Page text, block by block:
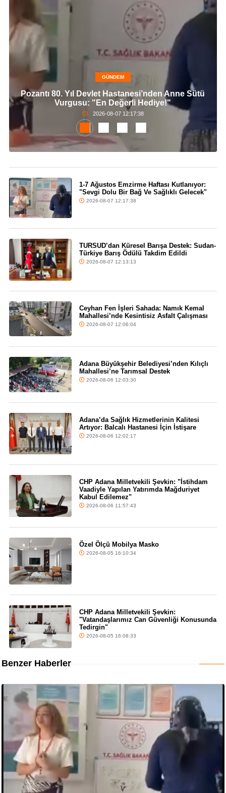
GÜNDEM
Pozantı 80. Yıl Devlet Hastanesi’nden Anne Sütü
Vurgusu: "En Değerli Hediye!"
2026-08-07 12:17:38
1-7 Ağustos Emzirme Haftası Kutlanıyor:
"Sevgi Dolu Bir Bağ Ve Sağlıklı Gelecek"
2026-08-07 12:17:38
TURSUD’dan Küresel Barışa Destek: Sudan-
Türkiye Barış Ödülü Takdim Edildi
2026-08-07 12:13:13
Ceyhan Fen İşleri Sahada: Namık Kemal
Mahallesi’nde Kesintisiz Asfalt Çalışması
2026-08-07 12:06:04
Adana Büyükşehir Belediyesi’nden Kılıçlı
Mahallesi’ne Tarımsal Destek
2026-08-06 12:03:30
Adana’da Sağlık Hizmetlerinin Kalitesi
Artıyor: Balcalı Hastanesi İçin İstişare
2026-08-06 12:02:17
CHP Adana Milletvekili Şevkin: "İstihdam
Vaadiyle Yapılan Yatırımda Mağduriyet
Kabul Edilemez"
2026-08-06 11:57:43
Özel Ölçü Mobilya Masko
2026-08-05 16:10:34
CHP Adana Milletvekili Şevkin:
"Vatandaşlarımız Can Güvenliği Konusunda
Tedirgin"
2026-08-05 16:08:33
Benzer Haberler